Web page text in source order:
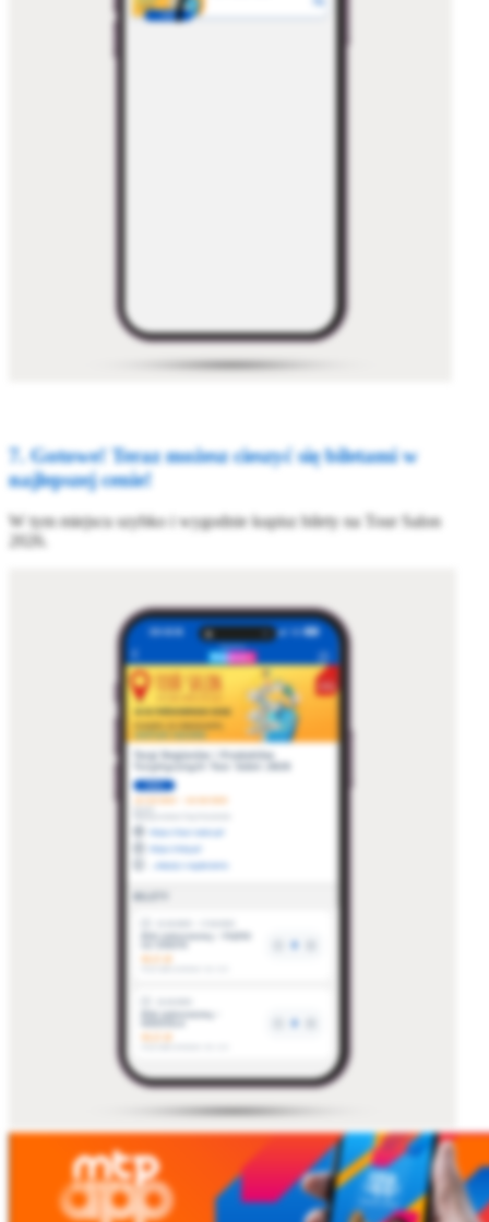
7. Gotowe! Teraz możesz cieszyć się biletami w
najlepszej cenie!
W tym miejscu szybko i wygodnie kupisz bilety na Tour Salon
2026.